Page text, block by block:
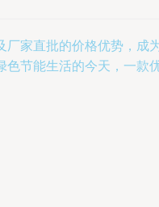
家直批的价格优势，成
节能生活的今天，一款